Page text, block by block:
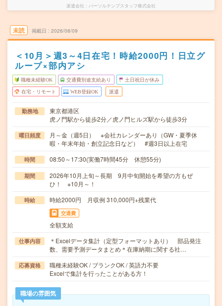
派遣会社 パーソルテンプスタッフ株式会社
未読 掲載日 2026/08/09
＜10月＞週3～4日在宅！時給2000円！日立グ
ループ×部内アシ
職種未経験OK 交通費別途支給あり 土日祝日が休み
在宅・リモート WEB登録OK 派遣
勤務地
東京都港区
虎ノ門駅から徒歩2分／虎ノ門ヒルズ駅から徒歩3分
曜日頻度
月～金（週5日） ※会社カレンダーあり（GW・夏季休
暇・年末年始・創立記念日など） #週3日以上在宅
時間 08:50～17:30(実働7時間45分 休憩55分)
期間
2026年10月上旬～長期 9月中旬開始を希望の方もぜ
ひ！ ※10月～！
時給 時給2000円 月収例 310,000円+残業代
交通費
全額支給
仕事内容
＊Excelデータ集計（定型フォーマットあり） 部品発注
数、需要予測データまとめ＊在庫納期に関する社…
応募資格
職種未経験OK / ブランクOK / 英語力不要
Excelで集計を行ったことがある方！
職場の雰囲気